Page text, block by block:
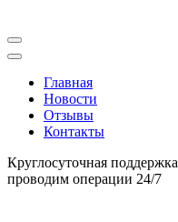
Главная
Новости
Отзывы
Контакты
Круглосуточная поддержка
проводим операции 24/7